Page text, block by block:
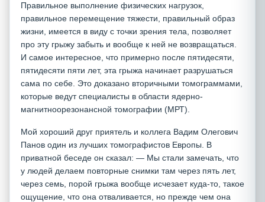
Правильное выполнение физических нагрузок,
правильное перемещение тяжести, правильный образ
жизни, имеется в виду с точки зрения тела, позволяет
про эту грыжу забыть и вообще к ней не возвращаться.
И самое интересное, что примерно после пятидесяти,
пятидесяти пяти лет, эта грыжа начинает разрушаться
сама по себе. Это доказано вторичными томограммами,
которые ведут специалисты в области ядерно-
магнитноорезонансной томографии (МРТ).
Мой хороший друг приятель и коллега Вадим Олегович
Панов один из лучших томографистов Европы. В
приватной беседе он сказал: — Мы стали замечать, что
у людей делаем повторные снимки там через пять лет,
через семь, порой грыжа вообще исчезает куда-то, такое
ощущение, что она отваливается, но прежде чем она